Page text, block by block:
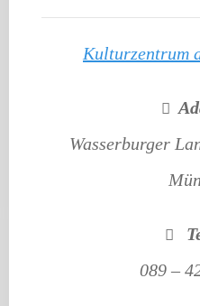
Kulturzentrum
Wasserburger
089 –